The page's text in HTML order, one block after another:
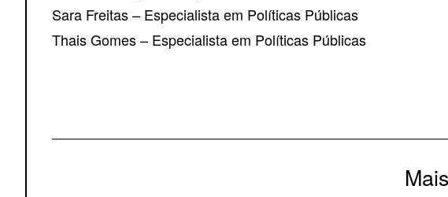
Sara Freitas – Especialista em Políticas Públicas
Thais Gomes – Especialista em Políticas Públicas